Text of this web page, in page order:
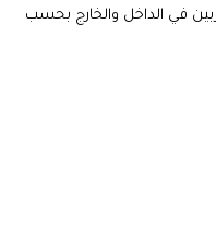
في الداخل والخارج بحسب